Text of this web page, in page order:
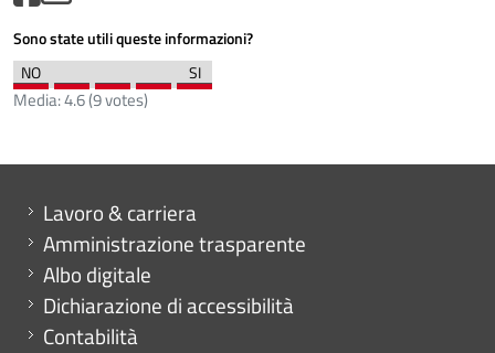
Sono state utili queste informazioni?
Media:4.6(9votes)
Mini menu di servizio
Lavoro & carriera
Amministrazione trasparente
Albo digitale
Dichiarazione di accessibilità
Contabilità